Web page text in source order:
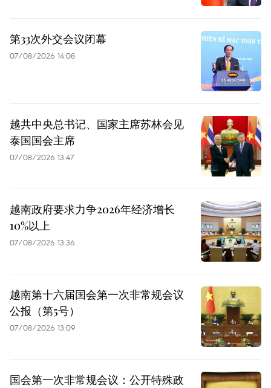
第33次外交会议闭幕
07/08/2026 14:08
越共中央总书记、国家主席苏林会见
泰国国会主席
07/08/2026 13:47
越南政府要求力争2026年经济增长
10%以上
07/08/2026 13:36
越南第十六届国会第一次非常规会议
公报（第5号）
07/08/2026 13:09
国会第一次非常规会议：公开特殊政